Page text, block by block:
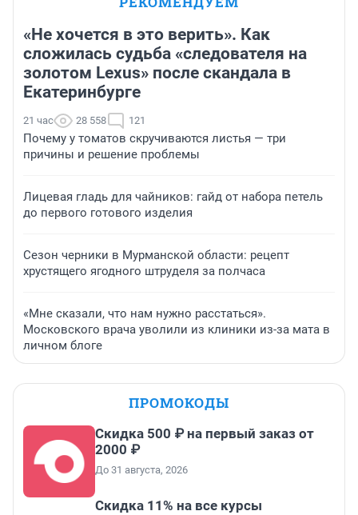
«Не хочется в это верить». Как
сложилась судьба «следователя на
золотом Lexus» после скандала в
Екатеринбурге
21 час 28 558 121
Почему у томатов скручиваются листья — три
причины и решение проблемы
Лицевая гладь для чайников: гайд от набора петель
до первого готового изделия
Сезон черники в Мурманской области: рецепт
хрустящего ягодного штруделя за полчаса
«Мне сказали, что нам нужно расстаться».
Московского врача уволили из клиники из-за мата в
личном блоге
ПРОМОКОДЫ
Скидка 500 ₽ на первый заказ от
2000 ₽
До 31 августа, 2026
Скидка 11% на все курсы